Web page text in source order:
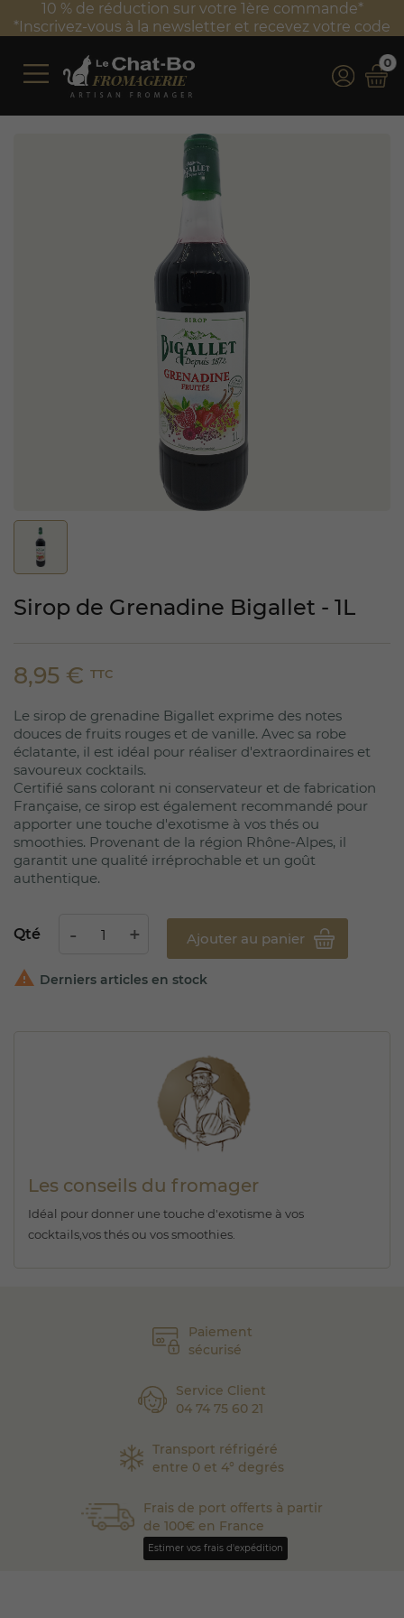
sur votre 1ère commande*
newsletter et recevez votre code
Frais de port
*Valable
0
Paiement
sécurisé
Service Client
04 74 75 60 21
Transport réfrigéré
entre 0 et 4° degrés
Frais de port offerts à partir
de 100€ en France
Estimer vos frais d'expédition
Sirop de Grenadine Bigallet - 1L
8,95 € TTC
Le sirop de grenadine Bigallet exprime des notes
douces de fruits rouges et de vanille. Avec sa robe
éclatante, il est idéal pour réaliser d'extraordinaires et
savoureux cocktails.
Certifié sans colorant ni conservateur et de fabrication
Française, ce sirop est également recommandé pour
apporter une touche d'exotisme à vos thés ou
smoothies. Provenant de la région Rhône-Alpes, il
garantit une qualité irréprochable et un goût
authentique.
Qté Ajouter au panier
 Derniers articles en stock
Les conseils du fromager
Idéal pour donner une touche d'exotisme à vos
cocktails,vos thés ou vos smoothies.